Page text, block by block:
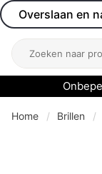
Overslaan en
Open menu
Zoeken
Home Brillen